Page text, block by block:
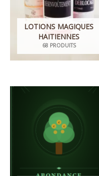
LOTIONS MAGIQUES
HAITIENNES
68 PRODUITS